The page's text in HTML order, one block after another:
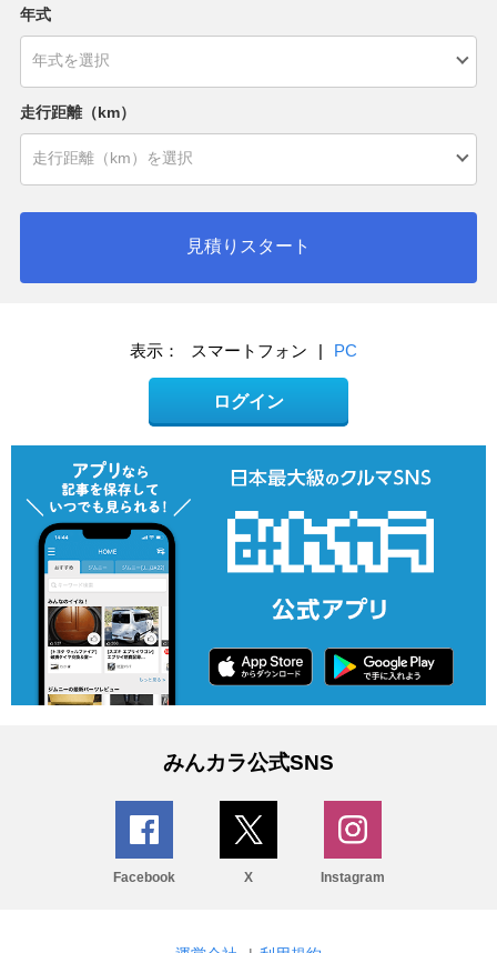
年式
走行距離（km）
見積りスタート
表示： スマートフォン | PC
ログイン
みんカラ公式SNS
Facebook X Instagram